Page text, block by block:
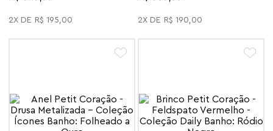
2 R$ 195,00 2 R$ 190,00